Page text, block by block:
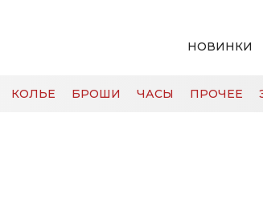
НОВИНКИ
КОЛЬЕ БРОШИ ЧАСЫ ПРОЧЕЕ